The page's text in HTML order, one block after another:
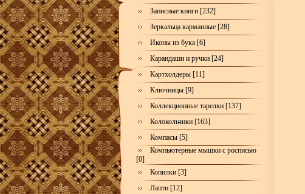
Записные книги [232]
Зеркальца карманные [28]
Иконы из бука [6]
Карандаши и ручки [24]
Картхолдеры [11]
Ключницы [9]
Коллекционные тарелки [137]
Колокольчики [163]
Компасы [5]
Компьютерные мышки с росписью
[0]
Копилки [3]
Лапти [12]